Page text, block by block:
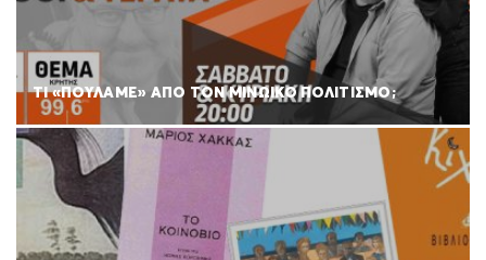
ΤΙ «ΠΟΥΛΑΜΕ» ΑΠΟ ΤΟΝ ΜΙΝΩΙΚΟ ΠΟΛΙΤΙΣΜΟ;